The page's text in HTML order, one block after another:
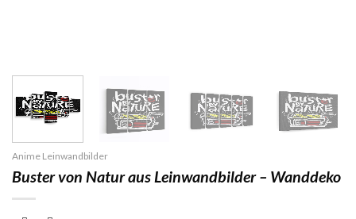
Anime Leinwandbilder
Buster von Natur aus Leinwandbilder – Wanddeko